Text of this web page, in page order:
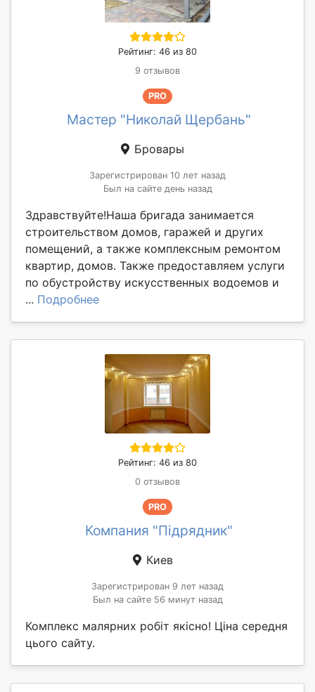
Рейтинг: 46 из 80
9 отзывов
PRO
Мастер "Николай Щербань"
Бровары
Зарегистрирован 10 лет назад
Был на сайте день назад
Здравствуйте!Наша бригада занимается
строительством домов, гаражей и других
помещений, а также комплексным ремонтом
квартир, домов. Также предоставляем услуги
по обустройству искусственных водоемов и
... Подробнее
Рейтинг: 46 из 80
0 отзывов
PRO
Компания "Підрядник"
Киев
Зарегистрирован 9 лет назад
Был на сайте 56 минут назад
Комплекс малярних робіт якісно! Ціна середня
цього сайту.